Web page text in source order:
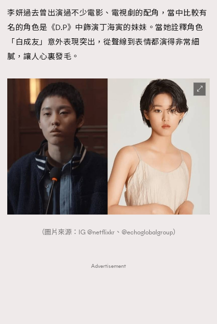
李妍過去曾出演過不少電影、電視劇的配角，當中比較有
名的角色是《D.P》中飾演丁海寅的妹妹。當她詮釋角色
「白成友」意外表現突出，從聲線到表情都演得非常細
膩，讓人心裏發毛。
（圖片來源：IG @netflixkr、@echoglobalgroup）
Advertisement